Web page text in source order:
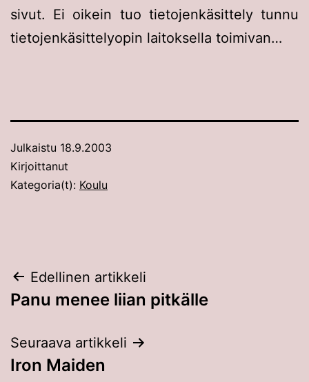
sivut. Ei oikein tuo tietojenkäsittely tunnu
tietojenkäsittelyopin laitoksella toimivan…
Julkaistu 18.9.2003
Kirjoittanut
Kategoria(t): Koulu
Artikkelien
selaus
Edellinen artikkeli
Panu menee liian pitkälle
Seuraava artikkeli
Iron Maiden